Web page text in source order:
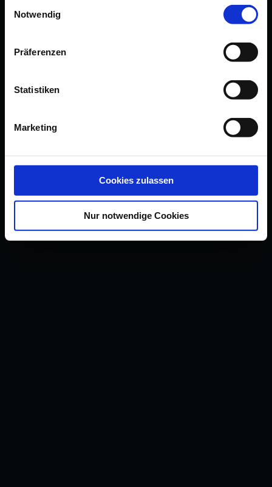
Notwendig
Präferenzen
Statistiken
Marketing
Cookies zulassen
Nur notwendige Cookies